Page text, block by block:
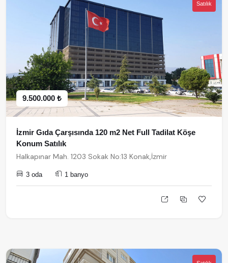
Satılık
9.500.000 ₺
İzmir Gıda Çarşısında 120 m2 Net Full Tadilat Köşe
Konum Satılık
Halkapınar Mah. 1203 Sokak No:13 Konak,İzmir
3 oda 1 banyo